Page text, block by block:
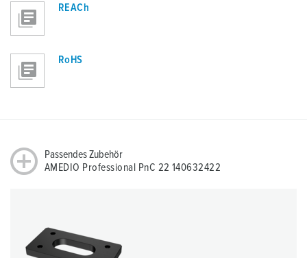
REACh
RoHS
Passendes Zubehör
AMEDIO Professional PnC 22 140632422